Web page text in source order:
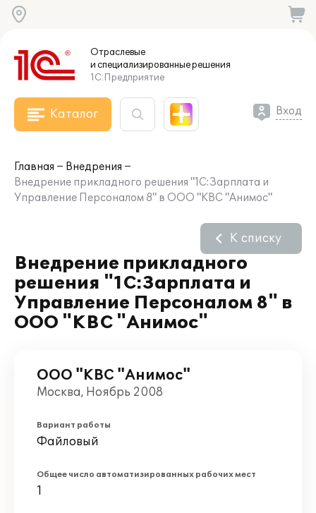
Отраслевые
и специализированныерешения
1С:Предприятие
Каталог Вход
Главная
Внедрения
Внедрение прикладного решения "1С:Зарплата и
Управление Персоналом 8" в ООО "КВС "Анимос"
Внедрение прикладного
решения "1С:Зарплата и
Управление Персоналом 8" в
ООО "КВС "Анимос"
К списку
ООО "КВС "Анимос"
Москва, Ноябрь 2008
Вариант работы
Файловый
Общее число автоматизированных рабочих мест
1